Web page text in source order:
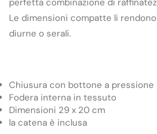
perfetta combinazione di
Le dimensioni compatte li
diurne o serali.
Chiusura con bottone a pressione
Fodera interna in tessuto
Dimensioni 29 x 20 cm
la catena è inclusa